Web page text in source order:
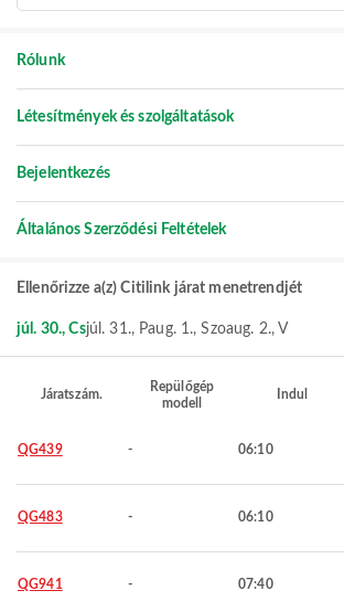
Rólunk
Létesítmények és szolgáltatások
Bejelentkezés
Általános Szerződési Feltételek
Ellenőrizze a(z) Citilink járat menetrendjét
júl. 30., Csjúl. 31., Paug. 1., Szoaug. 2., V
Járatszám.
Repülőgép
modell
Indul
QG439 - 06:10
QG483 - 06:10
QG941 - 07:40